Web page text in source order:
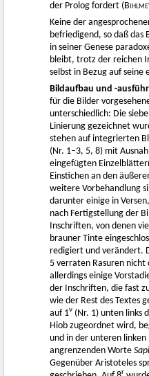
der Prolog fordert (
Keine der
befriedigend, so daß
in seiner Genese
bleibt, trotz der reichen
selbst in Bezug auf
Bildaufbau und -
für die Bilder
unterschiedlich: Die
Linierung gezeichnet
stehen auf integrierten
(Nr. 1–3, 5, 8) mit
eingefügten
Einstichen an den
weitere Vorbehandlung
darunter einige in
nach Fertigstellung der
Inschriften, von denen
brauner Tinte
redigiert und verändert.
5 verraten Rasuren nicht
allerdings einige
der Inschriften, die fast
wie der Rest des Textes
auf 1v (Nr. 1) unten links
Hiob zugeordnet wird,
und in der unteren
angrenzenden Worte
Gegenüber Aristoteles
r